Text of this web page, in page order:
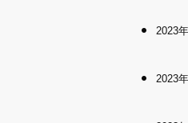
2023
2023